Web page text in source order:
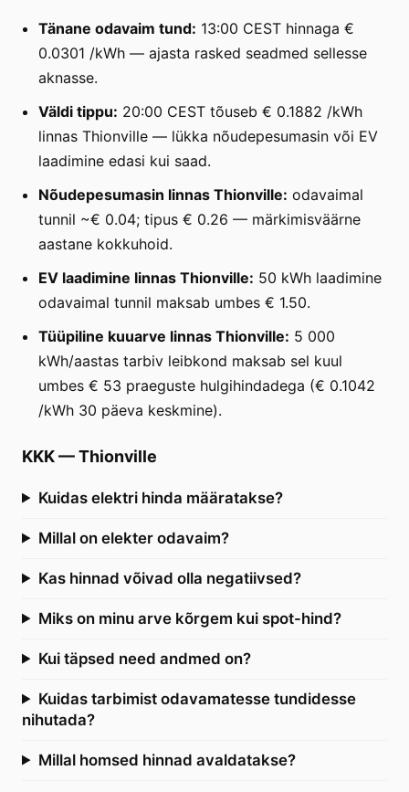
Tänane odavaim tund: 13:00 CEST hinnaga €
0.0301 /kWh — ajasta rasked seadmed sellesse
aknasse.
Väldi tippu: 20:00 CEST tõuseb € 0.1882 /kWh
linnas Thionville — lükka nõudepesumasin või EV
laadimine edasi kui saad.
Nõudepesumasin linnas Thionville: odavaimal
tunnil ~€ 0.04; tipus € 0.26 — märkimisväärne
aastane kokkuhoid.
EV laadimine linnas Thionville: 50 kWh laadimine
odavaimal tunnil maksab umbes € 1.50.
Tüüpiline kuuarve linnas Thionville: 5 000
kWh/aastas tarbiv leibkond maksab sel kuul
umbes € 53 praeguste hulgihindadega (€ 0.1042
/kWh 30 päeva keskmine).
KKK—Thionville
Kuidas elektri hinda määratakse?
Millal on elekter odavaim?
Kas hinnad võivad olla negatiivsed?
Miks on minu arve kõrgem kui spot-hind?
Kui täpsed need andmed on?
Kuidas tarbimist odavamatesse tundidesse
nihutada?
Millal homsed hinnad avaldatakse?